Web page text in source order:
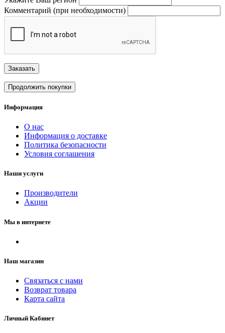
Комментарий (при необходимости)
Заказать
Продолжить покупки
Информация
О нас
Информация о доставке
Политика безопасности
Условия соглашения
Наши услуги
Производители
Акции
Мы в интернете
Наш магазин
Связаться с нами
Возврат товара
Карта сайта
Личный Кабинет